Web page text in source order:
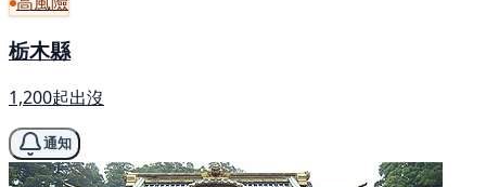
栃木縣
1,200起出沒
通知